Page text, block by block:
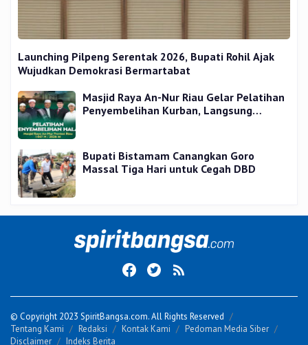
Launching Pilpeng Serentak 2026, Bupati Rohil Ajak
Wujudkan Demokrasi Bermartabat
Masjid Raya An-Nur Riau Gelar Pelatihan
Penyembelihan Kurban, Langsung
Bupati Bistamam Canangkan Goro
Massal Tiga Hari untuk Cegah DBD
© Copyright 2023 SpiritBangsa.com. All Rights Reserved
Tentang Kami
Redaksi Kontak Kami
Pedoman Media Siber
Disclaimer
Indeks Berita